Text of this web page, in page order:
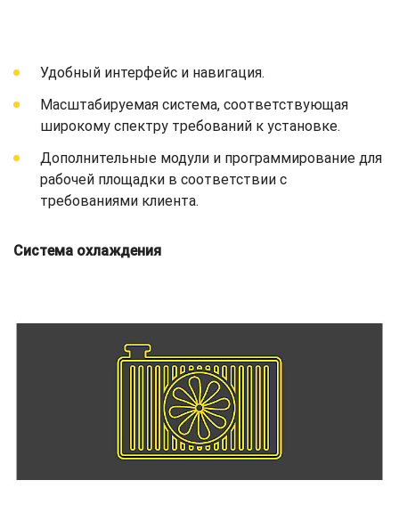
Удобный интерфейс и навигация.
Масштабируемая система, соответствующая
широкому спектру требований к установке.
Дополнительные модули и программирование для
рабочей площадки в соответствии с
требованиями клиента.
Система охлаждения